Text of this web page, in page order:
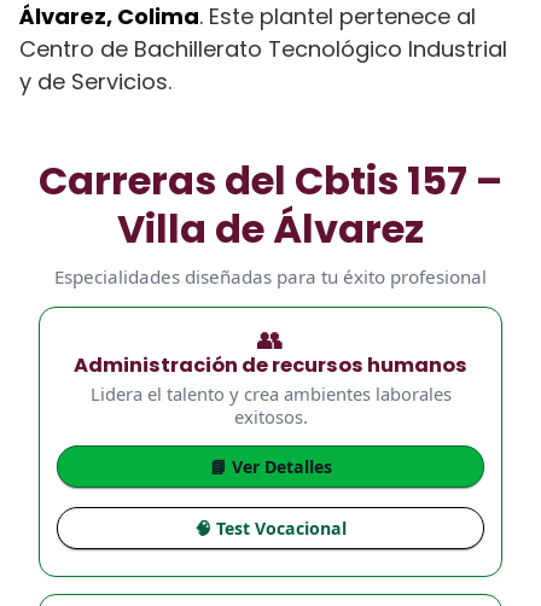
Álvarez, Colima. Este plantel pertenece al
Centro de Bachillerato Tecnológico Industrial
y de Servicios.
Carreras del Cbtis 157 –
Villa de Álvarez
Especialidades diseñadas para tu éxito profesional
👥
Administración de recursos humanos
Lidera el talento y crea ambientes laborales
exitosos.
📘 Ver Detalles
🧠 Test Vocacional